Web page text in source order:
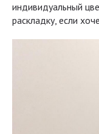
индивидуальный
раскладку, если